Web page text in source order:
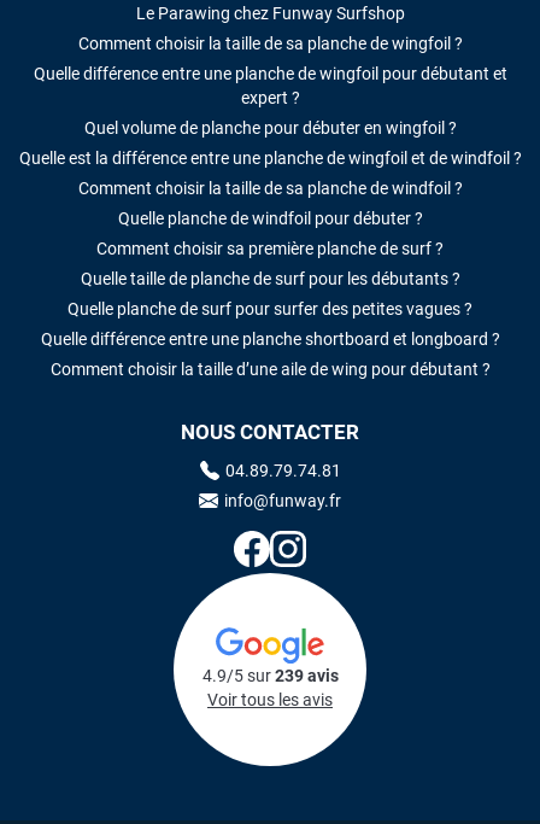
Le Parawing chez Funway Surfshop
Comment choisir la taille de sa planche de wingfoil ?
Quelle différence entre une planche de wingfoil pour débutant et
expert ?
Quel volume de planche pour débuter en wingfoil ?
Quelle est la différence entre une planche de wingfoil et de windfoil ?
Comment choisir la taille de sa planche de windfoil ?
Quelle planche de windfoil pour débuter ?
Comment choisir sa première planche de surf ?
Quelle taille de planche de surf pour les débutants ?
Quelle planche de surf pour surfer des petites vagues ?
Quelle différence entre une planche shortboard et longboard ?
Comment choisir la taille d’une aile de wing pour débutant ?
NOUS CONTACTER
04.89.79.74.81
info@funway.fr
4.9/5 sur239 avis
Voir tous les avis